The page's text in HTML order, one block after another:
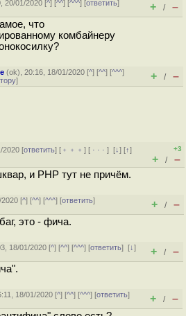
20/01/2020 [^] [^^] [^^^] [ответить]
+ / –
что
комбайнеру
(ok), 20:16, 18/01/2020 [^] [^^] [^^^]
] + / –
2020 [ответить] [ ﹢﹢﹢] [ · · ·][↓] [↑]
+3
+ / –
и PHP тут не причём.
[^] [^^] [^^^] [ответить]
+ / –
это - фича.
18/01/2020 [^] [^^] [^^^] [ответить][↓]
+ / –
18/01/2020 [^] [^^] [^^^] [ответить]
+ / –